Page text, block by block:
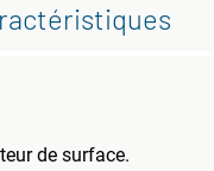
de surface.